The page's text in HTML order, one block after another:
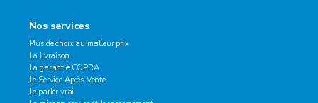
Nos services
Plus de choix au meilleur prix
La livraison
La garantie COPRA
Le Service Après-Vente
Le parler vrai